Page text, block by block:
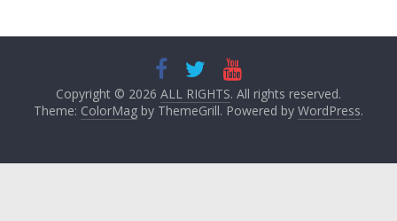
Copyright © 2026 ALL RIGHTS. All rights reserved.
Theme: ColorMagby ThemeGrill. Powered by WordPress.